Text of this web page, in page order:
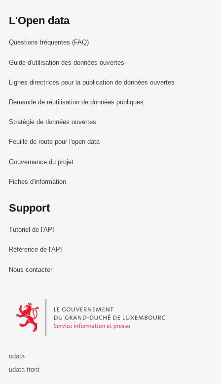
L'Open data
Questions fréquentes (FAQ)
Guide d'utilisation des données ouvertes
Lignes directrices pour la publication de données ouvertes
Demande de réutilisation de données publiques
Stratégie de données ouvertes
Feuille de route pour l'open data
Gouvernance du projet
Fiches d'information
Support
Tutoriel de l'API
Référence de l'API
Nous contacter
Le Gouvernement du Grand-Duché de Luxembourg - Service
udata
udata-front